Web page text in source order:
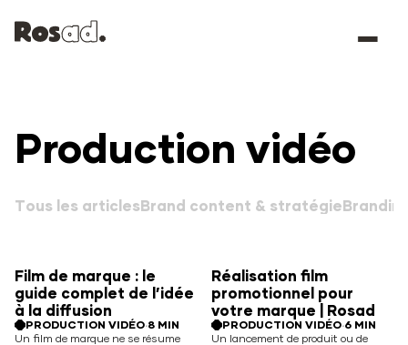
Production vidéo
Tous es artic esBrand content & stratégieBrand in
Film de marque : le
guide complet de l’idée
à la diffusion
PRODUCTION VIDÉO·8 MIN
Un film de marque ne se résume
Réalisation film
promotionnel pour
votre marque | Rosad
PRODUCTION VIDÉO·6 MIN
Un lancement de produit ou de